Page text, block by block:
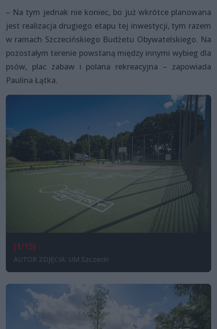
– Na tym jednak nie koniec, bo już wkrótce planowana
jest realizacja drugiego etapu tej inwestycji, tym razem
w ramach Szczecińskiego Budżetu Obywatelskiego. Na
pozostałym terenie powstaną między innymi wybieg dla
psów, plac zabaw i polana rekreacyjna – zapowiada
Paulina Łątka.
[1/15]
AUTOR ZDJĘCIA: UM Szczecin